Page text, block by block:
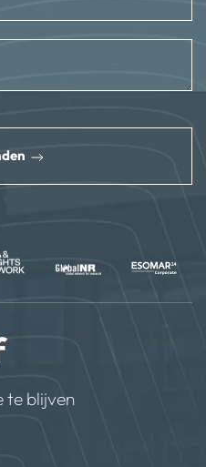
te blijven